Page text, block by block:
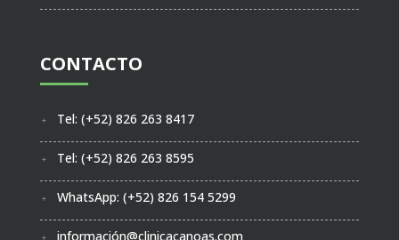
CONTACTO
Tel: (+52) 826 263 8417
Tel: (+52) 826 263 8595
WhatsApp: (+52) 826 154 5299
información@clinicacanoas.com